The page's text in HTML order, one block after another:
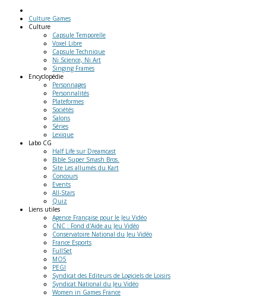
Culture Games
Culture
Capsule Temporelle
Voxel Libre
Capsule Technique
Ni Science, Ni Art
Singing Frames
Encyclopédie
Personnages
Personnalités
Plateformes
Sociétés
Salons
Séries
Lexique
Labo CG
Half Life sur Dreamcast
Bible Super Smash Bros.
Site Les allumés du Kart
Concours
Events
All-Stars
Quiz
Liens utiles
Agence Française pour le Jeu Vidéo
CNC : Fond d'Aide au Jeu Vidéo
Conservatoire National du Jeu Vidéo
France Esports
FullSet
MO5
PEGI
Syndicat des Editeurs de Logiciels de Loisirs
Syndicat National du Jeu Vidéo
Women in Games France